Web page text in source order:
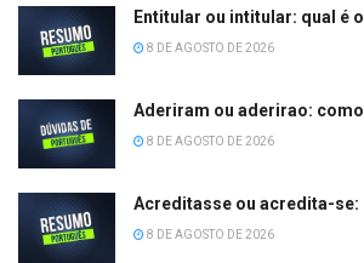
Entitular ou intitular: qual é
8 DE AGOSTO DE 2026
Aderiram ou aderirao:
8 DE AGOSTO DE 2026
Acreditasse ou acredita-se:
8 DE AGOSTO DE 2026